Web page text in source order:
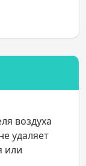
воздуха
удаляет
или